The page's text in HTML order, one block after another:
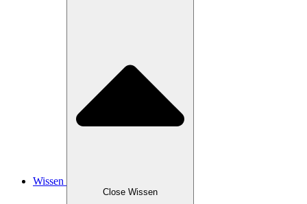
Wissen
Close Wissen